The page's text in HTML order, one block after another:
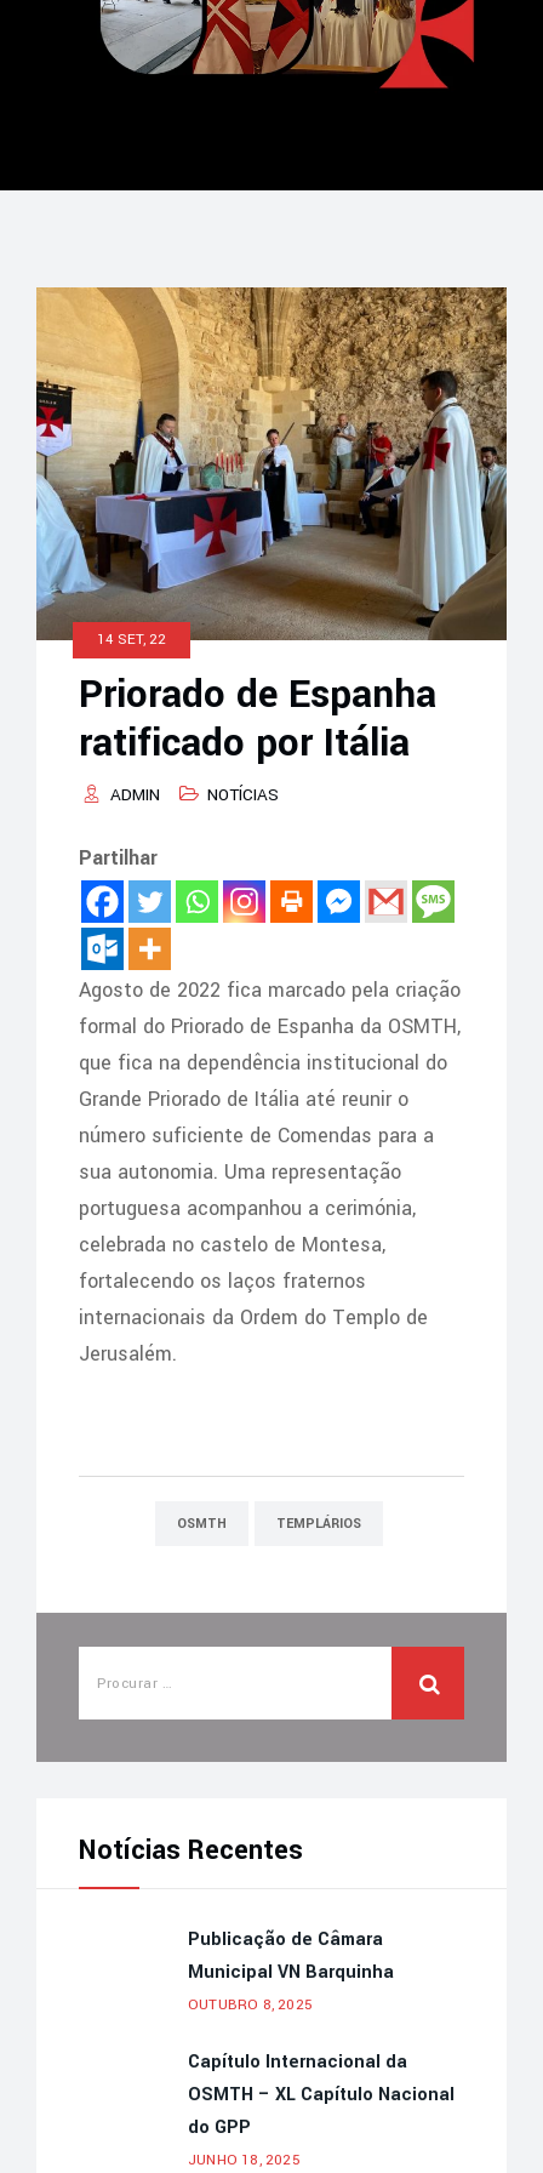
Notícias
14 SET, 22
Priorado de Espanha
ratificado por Itália
ADMIN NOTÍCIAS
Partilhar
Agosto de 2022 fica marcado pela criação
formal do Priorado de Espanha da OSMTH,
que fica na dependência institucional do
Grande Priorado de Itália até reunir o
número suficiente de Comendas para a
sua autonomia. Uma representação
portuguesa acompanhou a cerimónia,
celebrada no castelo de Montesa,
fortalecendo os laços fraternos
internacionais da Ordem do Templo de
Jerusalém.
OSMTH TEMPLÁRIOS
Notícias Recentes
Publicação de Câmara
Municipal VN Barquinha
OUTUBRO 8, 2025
Capítulo Internacional da
OSMTH – XL Capítulo Nacional
do GPP
JUNHO 18, 2025